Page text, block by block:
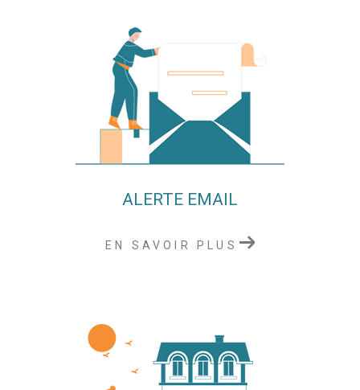
ALERTE EMAIL
EN SAVOIR PLUS